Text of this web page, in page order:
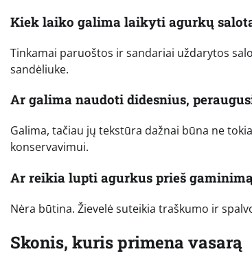
Kiek laiko galima laikyti agurkų
Tinkamai paruoštos ir sandariai uždarytos
sandėliuke.
Ar galima naudoti didesnius,
Galima, tačiau jų tekstūra dažnai būna ne
konservavimui.
Ar reikia lupti agurkus prieš
Nėra būtina. Žievelė suteikia traškumo ir
Skonis, kuris primena vasarą